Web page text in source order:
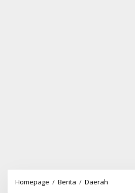
Homepage / Berita / Daerah